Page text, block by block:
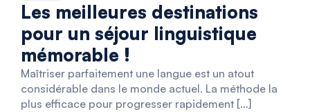
Les meilleures destinations
pour un séjour linguistique
mémorable !
Maîtriser parfaitement une langue est un atout
considérable dans le monde actuel. La méthode la
plus efficace pour progresser rapidement […]